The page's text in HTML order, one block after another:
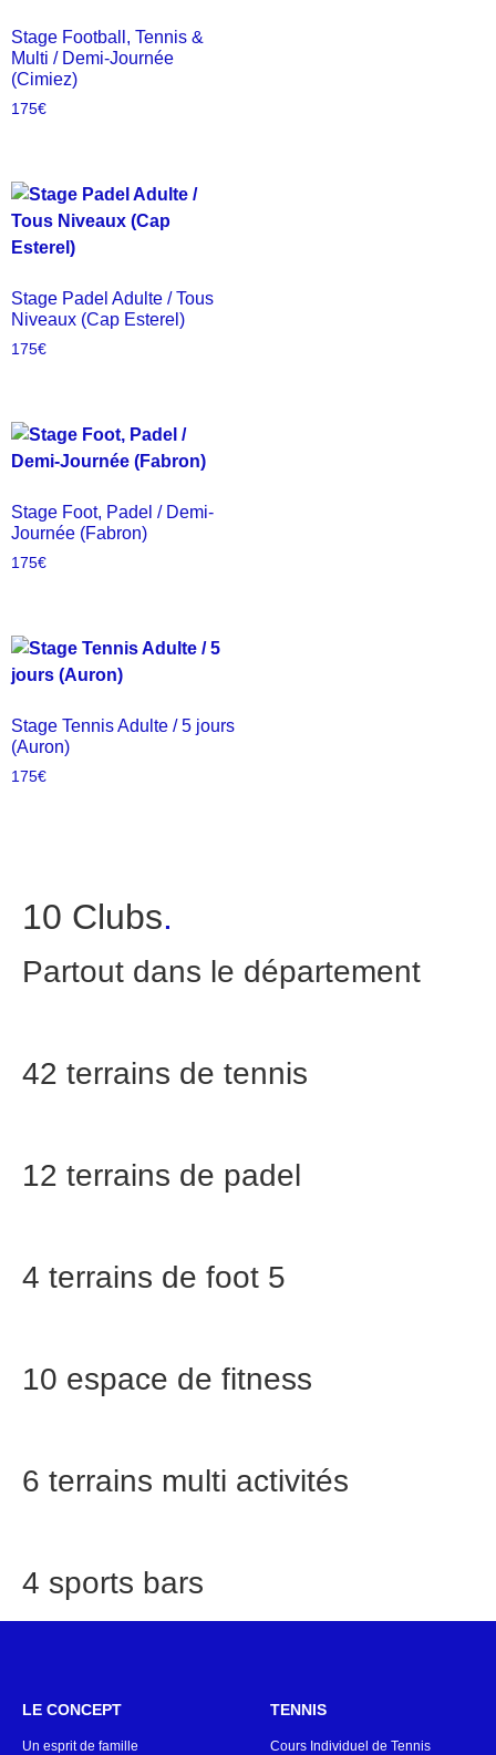
Stage Football, Tennis &
Multi / Demi-Journée
(Cimiez)
175€
Stage Padel Adulte / Tous
Niveaux (Cap Esterel)
175€
Stage Foot, Padel / Demi-
Journée (Fabron)
175€
Stage Tennis Adulte / 5 jours
(Auron)
175€
10 Clubs.
Partout dans le département
42 terrains de tennis
12 terrains de padel
4 terrains de foot 5
10 espace de fitness
6 terrains multi activités
4 sports bars
LE CONCEPT
Un esprit de famille
TENNIS
Cours Individuel de Tennis